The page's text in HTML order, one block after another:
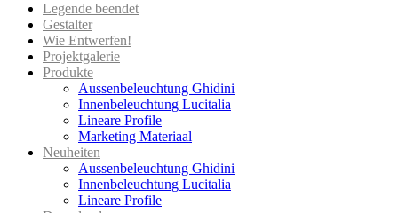
Legende beendet
Gestalter
Wie Entwerfen!
Projektgalerie
Produkte
Aussenbeleuchtung Ghidini
Innenbeleuchtung Lucitalia
Lineare Profile
Marketing Materiaal
Neuheiten
Aussenbeleuchtung Ghidini
Innenbeleuchtung Lucitalia
Lineare Profile